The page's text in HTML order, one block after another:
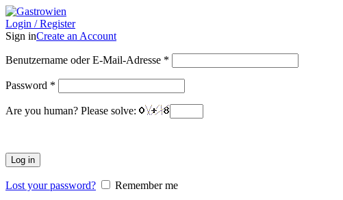
Login / Register
Sign inCreate an Account
Benutzername oder E-Mail-Adresse *
Password *
Are you human? Please solve:
Log in
Lost your password?
Remember me